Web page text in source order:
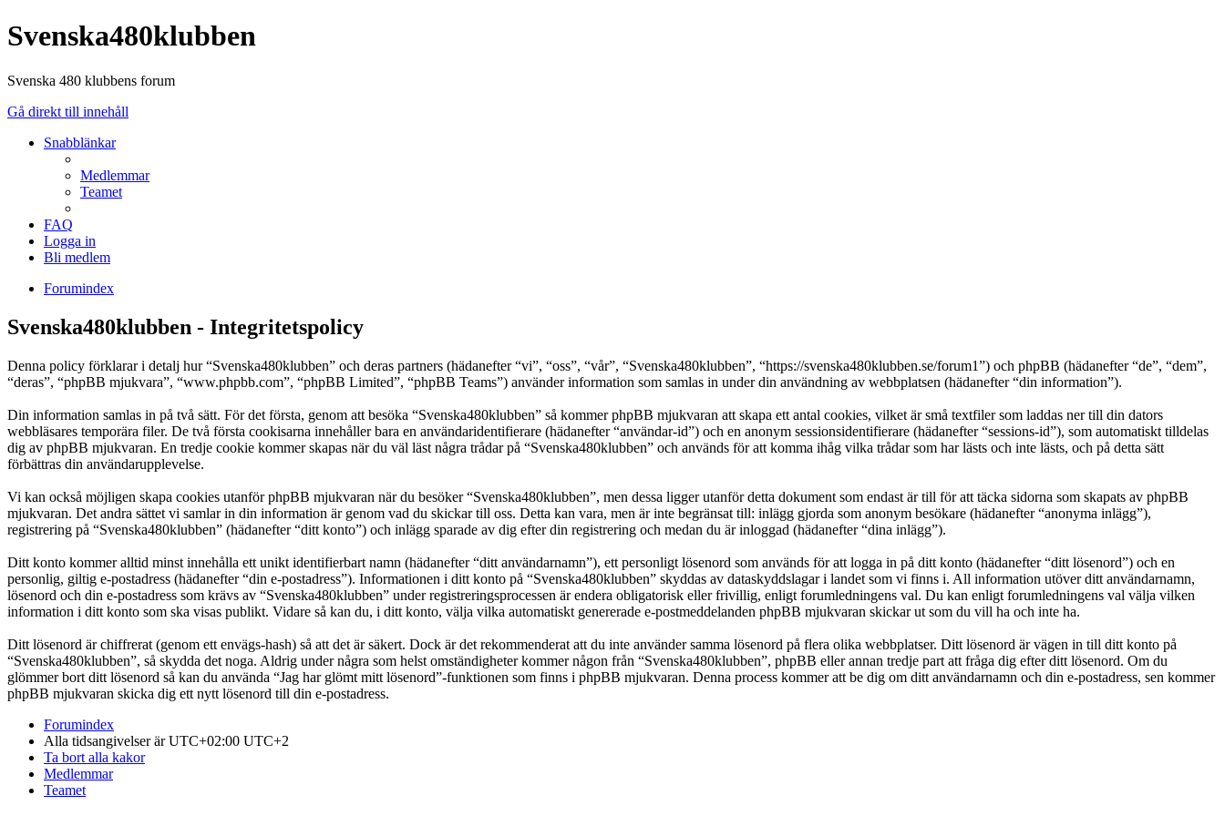
Svenska480klubben
Svenska 480 klubbens forum
Gå direkt till innehåll
Snabblänkar
Medlemmar
Teamet
FAQ
Logga in
Bli medlem
Forumindex
Svenska480klubben - Integritetspolicy
Denna policy förklarar i detalj hur “Svenska480klubben” och deras partners (hädanefter “vi”, “oss”, “vår”, “Svenska480klubben”, “https://svenska480klubben.se/forum1”) och phpBB (hädanefter “de”, “dem”,
“deras”, “phpBB mjukvara”, “www.phpbb.com”, “phpBB Limited”, “phpBB Teams”) använder information som samlas in under din användning av webbplatsen (hädanefter “din information”).
Din information samlas in på två sätt. För det första, genom att besöka “Svenska480klubben” så kommer phpBB mjukvaran att skapa ett antal cookies, vilket är små textfiler som laddas ner till din dators
webbläsares temporära filer. De två första cookisarna innehåller bara en användaridentifierare (hädanefter “användar-id”) och en anonym sessionsidentifierare (hädanefter “sessions-id”), som automatiskt tilldelas
dig av phpBB mjukvaran. En tredje cookie kommer skapas när du väl läst några trådar på “Svenska480klubben” och används för att komma ihåg vilka trådar som har lästs och inte lästs, och på detta sätt
förbättras din användarupplevelse.
Vi kan också möjligen skapa cookies utanför phpBB mjukvaran när du besöker “Svenska480klubben”, men dessa ligger utanför detta dokument som endast är till för att täcka sidorna som skapats av phpBB
mjukvaran. Det andra sättet vi samlar in din information är genom vad du skickar till oss. Detta kan vara, men är inte begränsat till: inlägg gjorda som anonym besökare (hädanefter “anonyma inlägg”),
registrering på “Svenska480klubben” (hädanefter “ditt konto”) och inlägg sparade av dig efter din registrering och medan du är inloggad (hädanefter “dina inlägg”).
Ditt konto kommer alltid minst innehålla ett unikt identifierbart namn (hädanefter “ditt användarnamn”), ett personligt lösenord som används för att logga in på ditt konto (hädanefter “ditt lösenord”) och en
personlig, giltig e-postadress (hädanefter “din e-postadress”). Informationen i ditt konto på “Svenska480klubben” skyddas av dataskyddslagar i landet som vi finns i. All information utöver ditt användarnamn,
lösenord och din e-postadress som krävs av “Svenska480klubben” under registreringsprocessen är endera obligatorisk eller frivillig, enligt forumledningens val. Du kan enligt forumledningens val välja vilken
information i ditt konto som ska visas publikt. Vidare så kan du, i ditt konto, välja vilka automatiskt genererade e-postmeddelanden phpBB mjukvaran skickar ut som du vill ha och inte ha.
Ditt lösenord är chiffrerat (genom ett envägs-hash) så att det är säkert. Dock är det rekommenderat att du inte använder samma lösenord på flera olika webbplatser. Ditt lösenord är vägen in till ditt konto på
“Svenska480klubben”, så skydda det noga. Aldrig under några som helst omständigheter kommer någon från “Svenska480klubben”, phpBB eller annan tredje part att fråga dig efter ditt lösenord. Om du
glömmer bort ditt lösenord så kan du använda “Jag har glömt mitt lösenord”-funktionen som finns i phpBB mjukvaran. Denna process kommer att be dig om ditt användarnamn och din e-postadress, sen kommer
phpBB mjukvaran skicka dig ett nytt lösenord till din e-postadress.
Forumindex
Alla tidsangivelser är UTC+02:00 UTC+2
Ta bort alla kakor
Medlemmar
Teamet